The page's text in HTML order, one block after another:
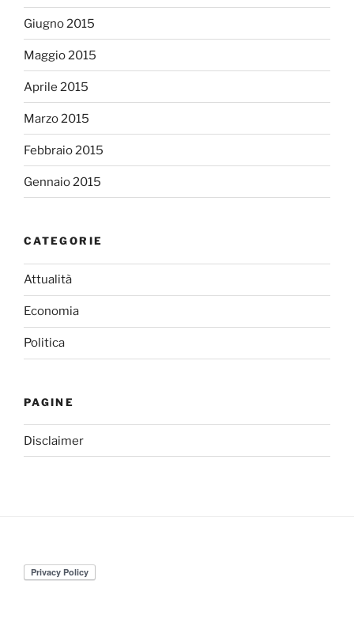
Giugno 2015
Maggio 2015
Aprile 2015
Marzo 2015
Febbraio 2015
Gennaio 2015
CATEGORIE
Attualità
Economia
Politica
PAGINE
Disclaimer